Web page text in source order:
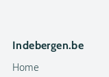
Indebergen.be
Home